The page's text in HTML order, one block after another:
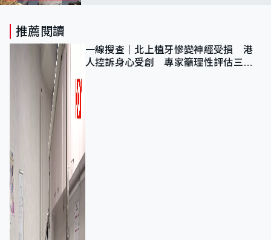
推薦閱讀
一線搜查｜北上植牙慘變神經受損 港
人控訴身心受創 專家籲理性評估三大